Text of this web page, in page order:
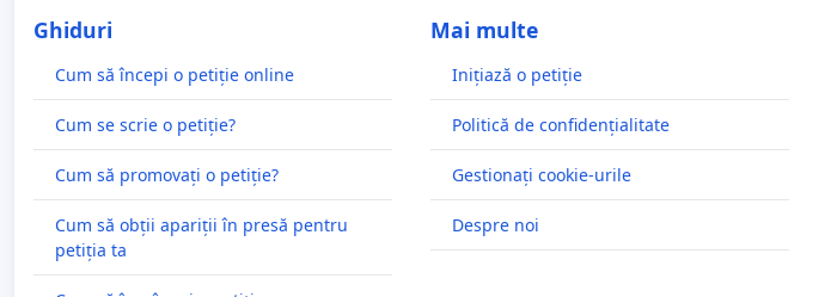
Ghiduri
Cum să începi o petiție online
Cum se scrie o petiție?
Cum să promovați o petiție?
Cum să obții apariții în presă pentru
petiția ta
Mai multe
Inițiază o petiție
Politică de confidențialitate
Gestionați cookie-urile
Despre noi